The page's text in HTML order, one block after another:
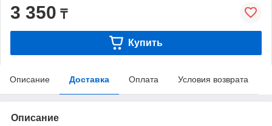
3 350 ₸
Купить
Описание Доставка Оплата Условия возврата
Описание